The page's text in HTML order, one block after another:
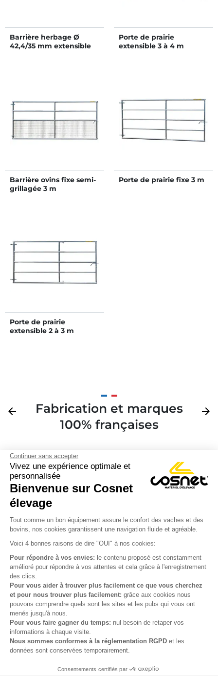
Continuer sans accepter
Vivez une expérience optimale et
personnalisée
Bienvenue sur Cosnet
élevage
Tout comme un bon équipement assure le confort des vaches et des
bovins, nos cookies garantissent une navigation fluide et agréable.
Voici 4 bonnes raisons de dire "OUI" à nos cookies:
Pour répondre à vos envies: le contenu proposé est constamment
amélioré pour répondre à vos attentes et cela grâce à l'enregistrement
des clics.
Pour vous aider à trouver plus facilement ce que vous cherchez
et pour nous trouver plus facilement: grâce aux cookies nous
pouvons comprendre quels sont les sites et les pubs qui vous ont
menés jusqu'à nous.
Pour vous faire gagner du temps: nul besoin de retaper vos
informations à chaque visite.
Nous sommes conformes à la réglementation RGPD et les
données sont conservées temporairement.
Consentements certifiés par
Barrière herbage Ø
42,4/35 mm extensible
Porte de prairie
extensible 3 à 4 m
Barrière ovins fixe semi-
grillagée 3 m
Porte de prairie fixe 3 m
Porte de prairie
extensible 2 à 3 m
Précédent
arrow_back
Fabrication et marques
100% françaises
arrow_forward
Produits
Notre société
Votre compte
Informations
© Cosnet 2026 -Réalisation site e-commerce